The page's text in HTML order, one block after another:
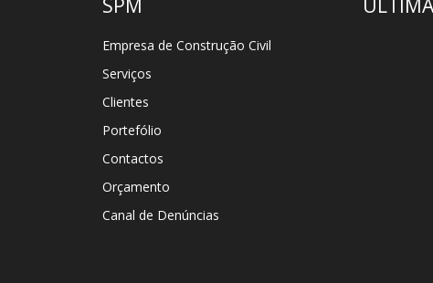
SPM
Empresa de Construção Civil
Serviços
Clientes
Portefólio
Contactos
Orçamento
Canal de Denúncias